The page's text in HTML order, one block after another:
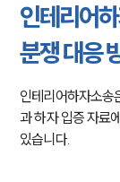
인테리어
분쟁 대응
인테리어하자소송
과 하자 입증 자료
있습니다.